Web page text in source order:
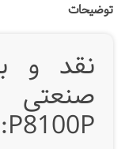
توضیحات
نقد و
P8100P: